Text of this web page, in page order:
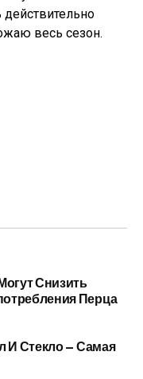
весь сезон.
Снизить
Перца
И Стекло — Самая